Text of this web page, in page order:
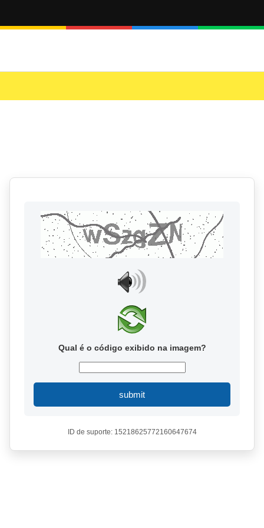
Qual é o código exibido na imagem?
submit
ID de suporte: 15218625772160647674